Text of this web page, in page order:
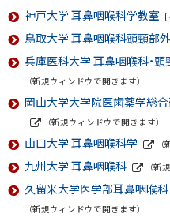
部
サ
イ
ト
神戸大学 耳鼻咽喉科学教室
鳥取大学 耳鼻咽喉科頭頸部
兵庫医科大学 耳鼻咽喉科・
（新規ウィンドウで開きます）
岡山大学大学院医歯薬学総
外
部
サ
イ
ト
（新規ウィンドウで開きます）
山口大学 耳鼻咽喉科学
部
サ
イ
九州大学 耳鼻咽喉科
部
サ
イ
（新
久留米大学医学部耳鼻咽喉科
（新規ウィンドウで開きます）